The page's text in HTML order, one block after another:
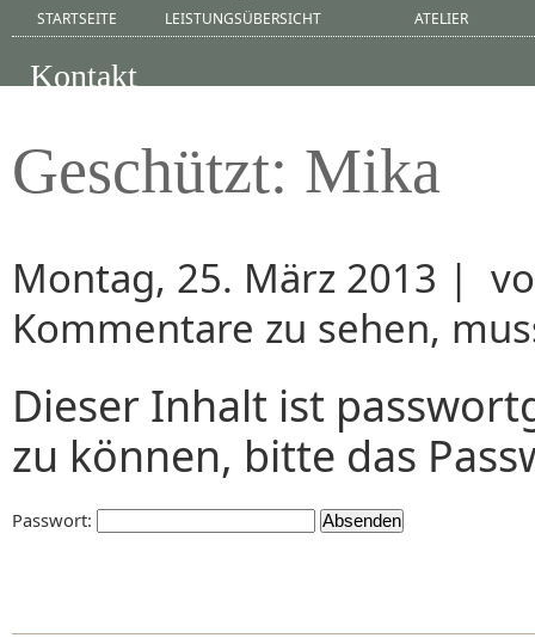
STARTSEITE LEISTUNGSÜBERSICHT ATELIER
Kontakt
Geschützt: Mika
Montag, 25. März 2013 |
Kommentare zu sehen,
Dieser Inhalt ist
zu können, bitte das
Passwort: